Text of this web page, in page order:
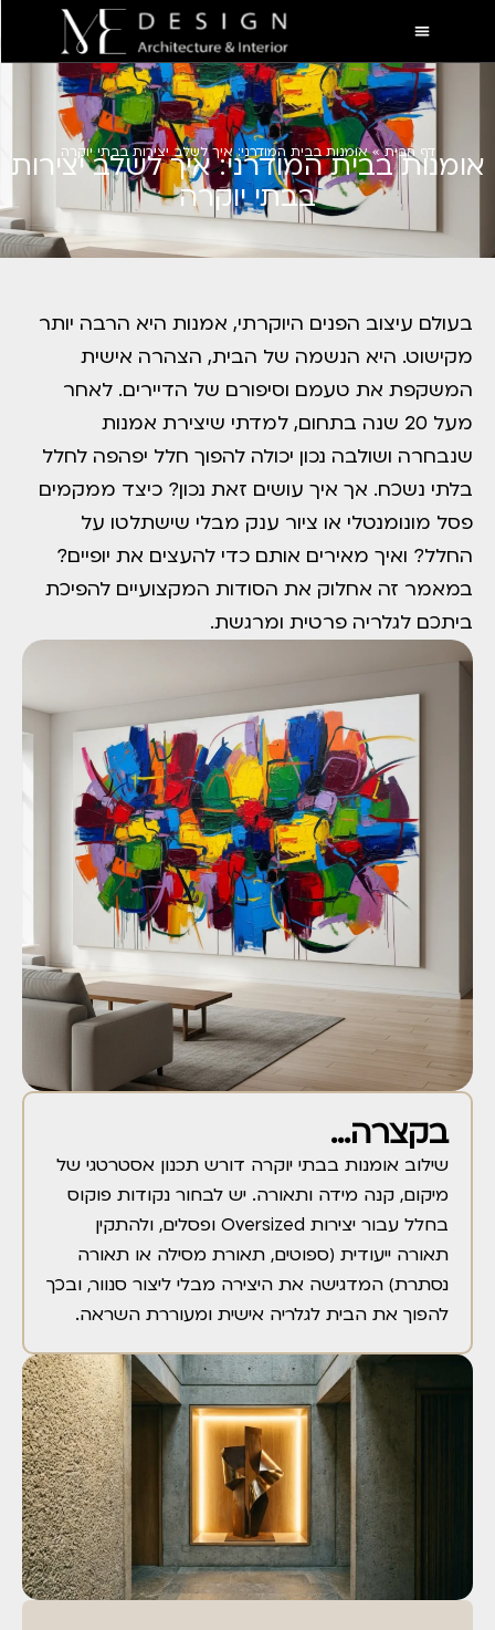
דף הבית»אומנות בבית המודרני: איך לשלב יצירות בבתי יוקרה
אומנות בבית המודרני: איך לשלב יצירות
בבתי יוקרה
בעולם עיצוב הפנים היוקרתי, אמנות היא הרבה יותר
מקישוט. היא הנשמה של הבית, הצהרה אישית
המשקפת את טעמם וסיפורם של הדיירים. לאחר
מעל 20 שנה בתחום, למדתי שיצירת אמנות
שנבחרה ושולבה נכון יכולה להפוך חלל יפהפה לחלל
בלתי נשכח. אך איך עושים זאת נכון? כיצד ממקמים
פסל מונומנטלי או ציור ענק מבלי שישתלטו על
החלל? ואיך מאירים אותם כדי להעצים את יופיים?
במאמר זה אחלוק את הסודות המקצועיים להפיכת
ביתכם לגלריה פרטית ומרגשת.
בקצרה...
שילוב אומנות בבתי יוקרה דורש תכנון אסטרטגי של
מיקום, קנה מידה ותאורה. יש לבחור נקודות פוקוס
בחלל עבור יצירות Oversized ופסלים, ולהתקין
תאורה ייעודית (ספוטים, תאורת מסילה או תאורה
נסתרת) המדגישה את היצירה מבלי ליצור סנוור, ובכך
להפוך את הבית לגלריה אישית ומעוררת השראה.